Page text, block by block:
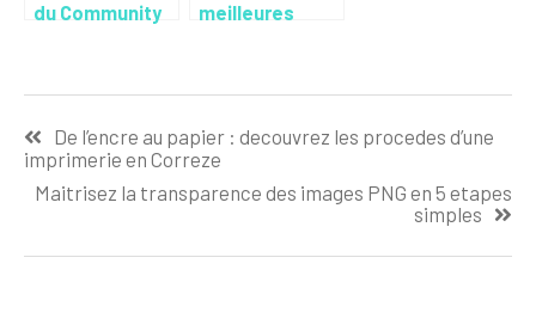
du Community
meilleures
votre chaîne
comme
designer ultime
de
l’article
De l’encre au papier : decouvrez les procedes d’une
imprimerie en Correze
Maitrisez la transparence des images PNG en 5 etapes
simples